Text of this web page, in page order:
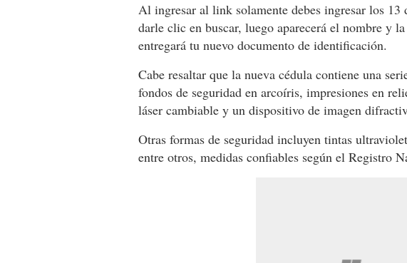
Al ingresar al link solamente debes ingresar los
darle clic en buscar, luego aparecerá el nombre y
entregará tu nuevo documento de identificación.
Cabe resaltar que la nueva cédula contiene una
fondos de seguridad en arcoíris, impresiones en
láser cambiable y un dispositivo de imagen
Otras formas de seguridad incluyen tintas
entre otros, medidas confiables según el Registro